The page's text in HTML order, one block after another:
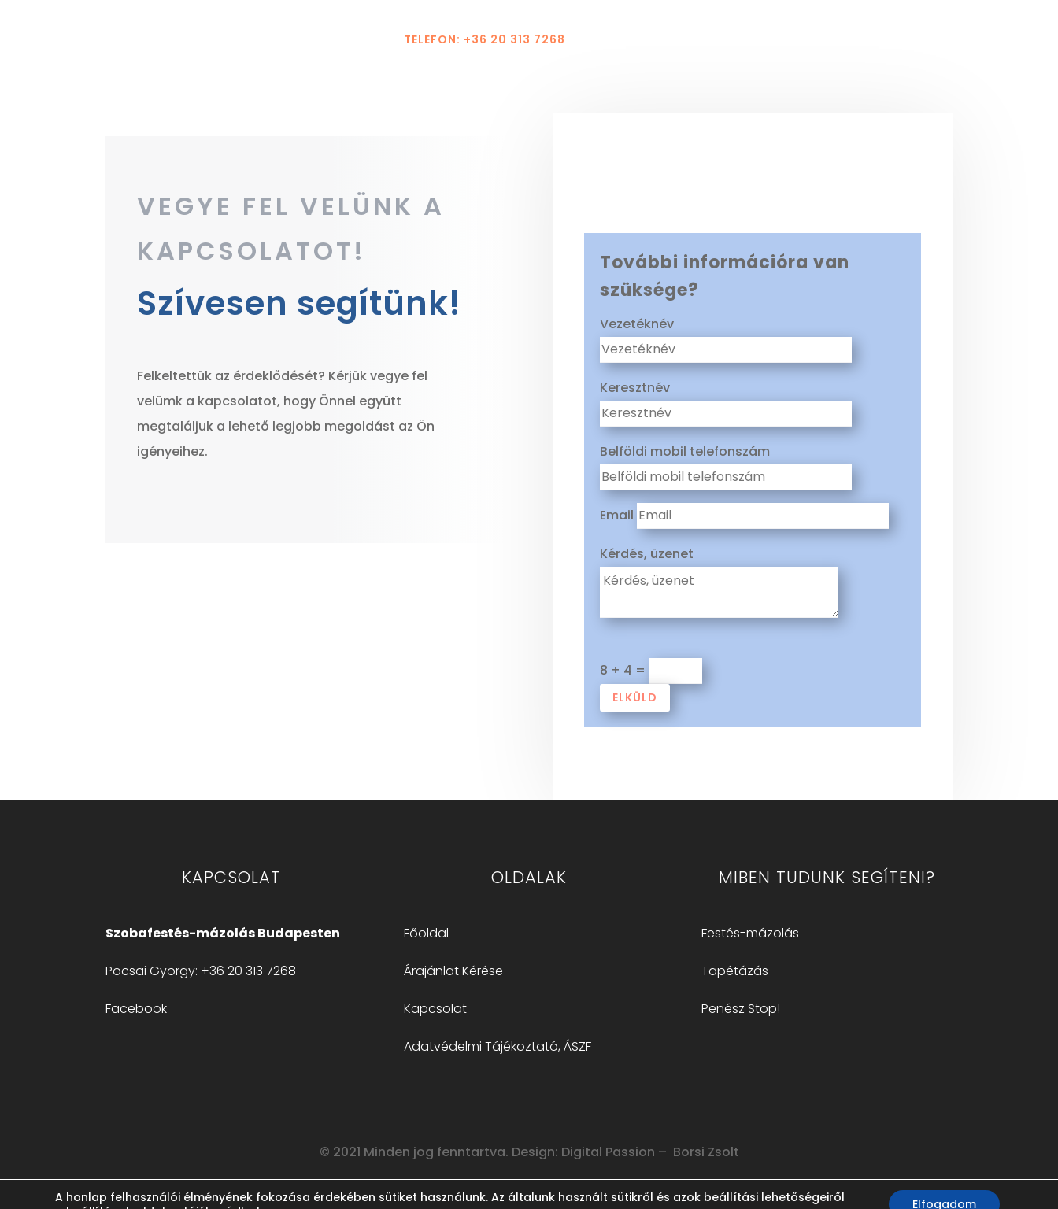
TELEFON: +36 20 313 7268
VEGYE FEL VELÜNK A
KAPCSOLATOT!
Szívesen segítünk!
Felkeltettük az érdeklődését? Kérjük vegye fel
velümk a kapcsolatot, hogy Önnel együtt
megtaláljuk a lehető legjobb megoldást az Ön
igényeihez.
További információra van
szüksége?
Vezetéknév
Keresztnév
Belföldi mobil telefonszám
Email
Kérdés, üzenet
8 + 4 =
ELKÜLD
KAPCSOLAT
Szobafestés-mázolás Budapesten
Pocsai György: +36 20 313 7268
Facebook
OLDALAK
Főoldal
Árajánlat Kérése
Kapcsolat
Adatvédelmi Tájékoztató, ÁSZF
MIBEN TUDUNK SEGÍTENI?
Festés-mázolás
Tapétázás
Penész Stop!
© 2021 Minden jog fenntartva. Design: Digital Passion – Borsi Zsolt
A honlap felhasználói élményének fokozása érdekében sütiket használunk. Az általunk használt sütikről és azok beállítási lehetőségeiről
Elfogadom